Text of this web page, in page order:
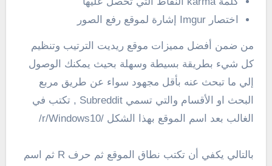
اختصار Imgur إشارة لموقع رفع الصور
من ضمن أفضل مميزات موقع ريديت الترتيب وتنظيم
كل شيء بطريقة بسيطة وسهلة بحيث يمكنك الوصول
إلي ما تبحث عنه بأقل مجهود سواء عن طريق مربع
البحث او الأقسام والتي تسمي Subreddit , تكتب في
الغالب بعد اسم الموقع بهذا الشكل /r/Windows10/
بالتالي يكفي أن تكتب نطاق الموقع ثم حرف R ثم اسم